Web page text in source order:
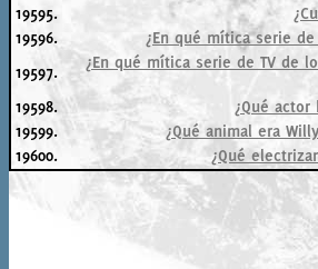
19595.
19596.
¿En qué mítica serie
19597.
¿En qué mítica serie de TV de
19598.
¿Qué
19599.
¿Qué animal era
19600.
¿Qué